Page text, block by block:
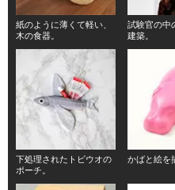
紙のように薄くて軽い、
木の食器。
試験官の中
建築。
下処理されたトビウオの
ポーチ。
かばと絵を